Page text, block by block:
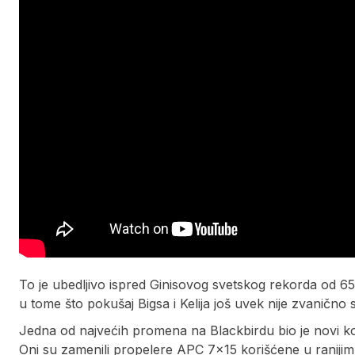
To je ubedljivo ispred Ginisovog svetskog rekorda od
u tome što pokušaj Bigsa i Kelija još uvek nije zvanično
Jedna od najvećih promena na Blackbirdu bio je novi
Oni su zamenili propelere APC 7×15 korišćene u